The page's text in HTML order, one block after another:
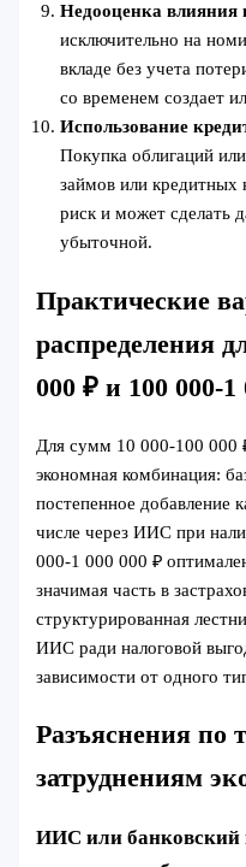
Недооценка влияния
исключительно на
вкладе без учета
со временем создает
Использование
Покупка облигаций
займов или
риск и может сделать
убыточной.
Практические
распределения
000 ₽ и 100 000-1
Для сумм 10 000-100 000
экономная комбинация:
постепенное добавление
числе через ИИС при
000-1 000 000 ₽
значимая часть в
структурированная
ИИС ради налоговой
зависимости от одного
Разъяснения по
затруднениям
ИИС или банковский